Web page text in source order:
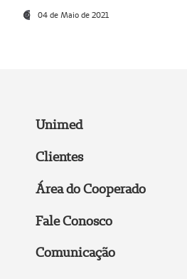
04 de Maio de 2021
Unimed
Clientes
Área do Cooperado
Fale Conosco
Comunicação